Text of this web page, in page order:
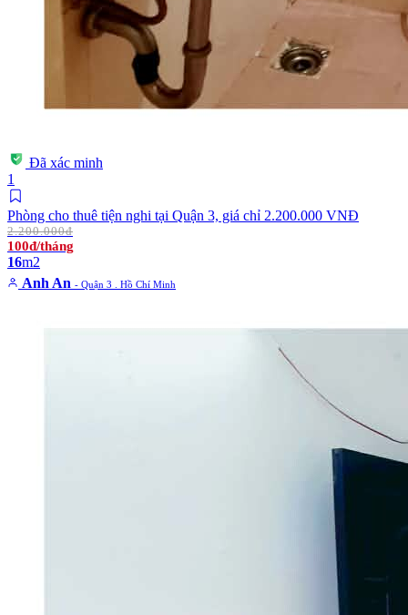
Đã xác minh
1
Phòng cho thuê tiện nghi tại Quận 3, giá chỉ 2.200.000 VNĐ
2.200.000đ
100đ/tháng
16m2
Anh An - Quận 3 . Hồ Chí Minh